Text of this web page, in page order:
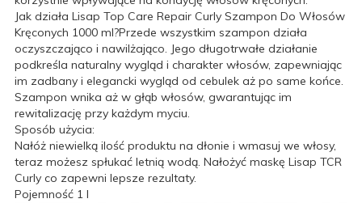
Jak działa Lisap Top Care Repair Curly Szampon Do Włosów
Kręconych 1000 ml?Przede wszystkim szampon działa
oczyszczająco i nawilżająco. Jego długotrwałe działanie
podkreśla naturalny wygląd i charakter włosów, zapewniając
im zadbany i elegancki wygląd od cebulek aż po same końce.
Szampon wnika aż w głąb włosów, gwarantując im
rewitalizację przy każdym myciu.
Sposób użycia:
Nałóż niewielką ilość produktu na dłonie i wmasuj we włosy,
teraz możesz spłukać letnią wodą. Nałożyć maskę Lisap TCR
Curly co zapewni lepsze rezultaty.
Pojemność 1 l